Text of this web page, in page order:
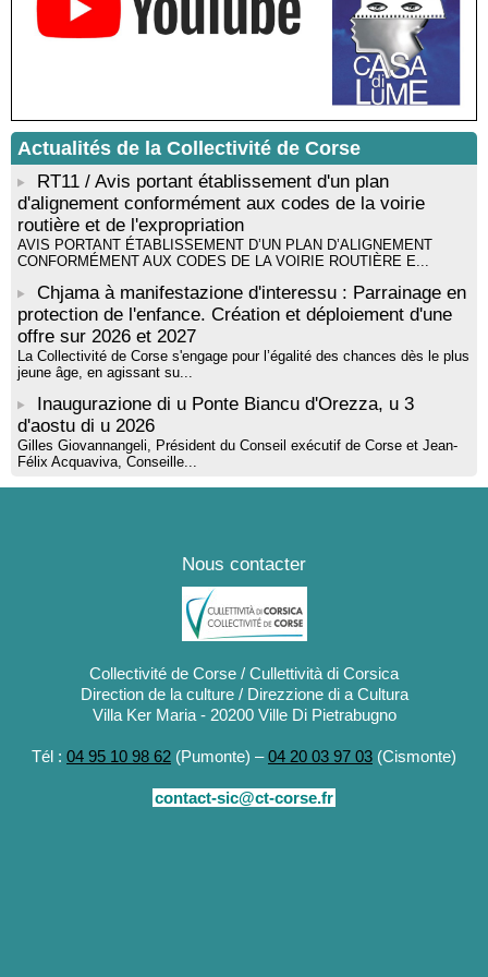
Santa Lucia di Tallà
Mise en musique d’un livre jeunesse par Annik Meschinet,
musicienne pédagogue : Ateliers d’expression sonore, vocale,
rythmique et corporelle - Mediateca territuriale di Santa Lucia di
! Événement reporté ! Cycle de conférences peinture animé
par Alexandre Dominati - Mediateca territuriale di Santa Lucia di
Tallà
Actualités de la Collectivité de Corse
RT11 / Avis portant établissement d'un plan
d'alignement conformément aux codes de la voirie
routière et de l'expropriation
AVIS PORTANT ÉTABLISSEMENT D’UN PLAN D’ALIGNEMENT
CONFORMÉMENT AUX CODES DE LA VOIRIE ROUTIÈRE E...
Chjama à manifestazione d'interessu : Parrainage en
protection de l'enfance. Création et déploiement d'une
offre sur 2026 et 2027
La Collectivité de Corse s'engage pour l’égalité des chances dès le plus
jeune âge, en agissant su...
Inaugurazione di u Ponte Biancu d'Orezza, u 3
d'aostu di u 2026
Gilles Giovannangeli, Président du Conseil exécutif de Corse et Jean-
Félix Acquaviva, Conseille...
Nous contacter
Collectivité de Corse / Cullettività di Corsica
Direction de la culture / Direzzione di a Cultura
Villa Ker Maria - 20200 Ville Di Pietrabugno
Tél : 04 95 10 98 62 (Pumonte) –04 20 03 97 03 (Cismonte)
contact-sic@ct-corse.fr